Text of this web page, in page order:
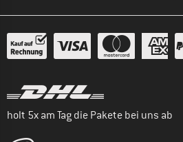
holt 5x am Tag die Pakete bei uns ab